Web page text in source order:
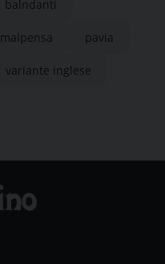
balndanti
malpensa pavia
variante inglese